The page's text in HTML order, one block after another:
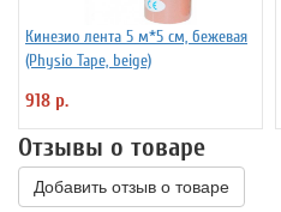
Кинезио лента 5 м*5 см, бежевая
(Physio Tape, beige)
918 р.
Отзывы о товаре
Добавить отзыв о товаре